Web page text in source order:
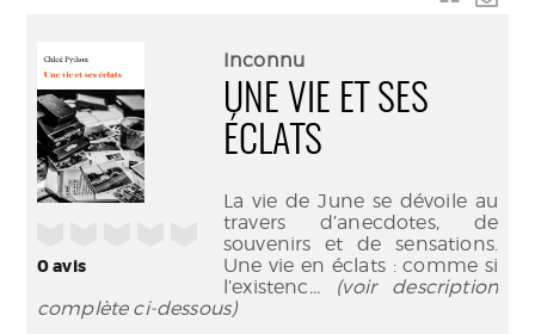
0avis
Inconnu
UNE VIE ET SES
ÉCLATS
La vie de June se dévoile au
travers d’anecdotes, de
souvenirs et de sensations.
Une vie en éclats : comme si
l’existenc... (voir description
complète ci-dessous)